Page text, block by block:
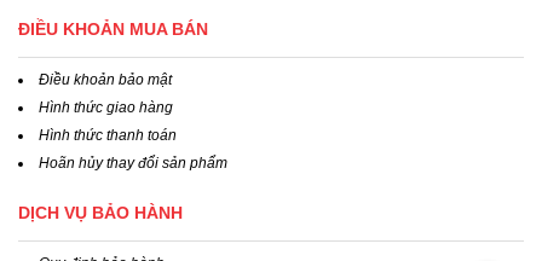
ĐIỀU KHOẢN MUA BÁN
Điều khoản bảo mật
Hình thức giao hàng
Hình thức thanh toán
Hoãn hủy thay đổi sản phẩm
DỊCH VỤ BẢO HÀNH